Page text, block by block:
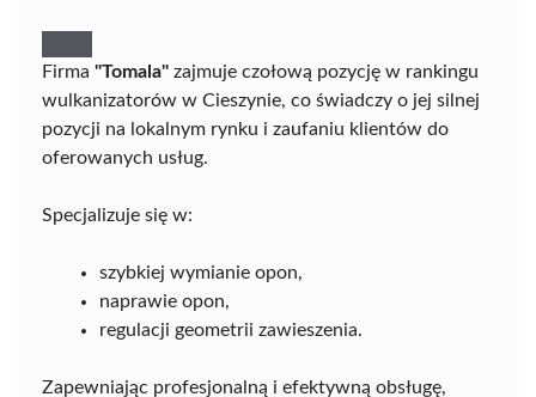
Firma "Tomala" zajmuje czołową pozycję w rankingu
wulkanizatorów w Cieszynie, co świadczy o jej silnej
pozycji na lokalnym rynku i zaufaniu klientów do
oferowanych usług.
Specjalizuje się w:
szybkiej wymianie opon,
naprawie opon,
regulacji geometrii zawieszenia.
Zapewniając profesjonalną i efektywną obsługę,